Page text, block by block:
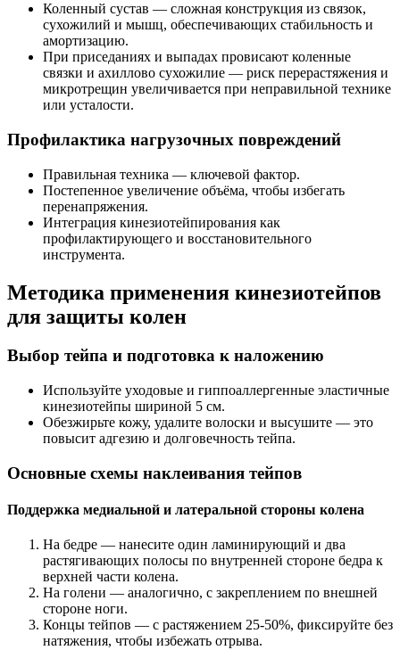
Коленный сустав — сложная конструкция из связок,
сухожилий и мышц, обеспечивающих стабильность и
амортизацию.
При приседаниях и выпадах провисают коленные
связки и ахиллово сухожилие — риск перерастяжения и
микротрещин увеличивается при неправильной технике
или усталости.
Профилактика нагрузочных повреждений
Правильная техника — ключевой фактор.
Постепенное увеличение объёма, чтобы избегать
перенапряжения.
Интеграция кинезиотейпирования как
профилактирующего и восстановительного
инструмента.
Методика применения кинезиотейпов
для защиты колен
Выбор тейпа и подготовка к наложению
Используйте уходовые и гиппоаллергенные эластичные
кинезиотейпы шириной 5 см.
Обезжирьте кожу, удалите волоски и высушите — это
повысит адгезию и долговечность тейпа.
Основные схемы наклеивания тейпов
Поддержка медиальной и латеральной стороны колена
На бедре — нанесите один ламинирующий и два
растягивающих полосы по внутренней стороне бедра к
верхней части колена.
На голени — аналогично, с закреплением по внешней
стороне ноги.
Концы тейпов — с растяжением 25-50%, фиксируйте без
натяжения, чтобы избежать отрыва.